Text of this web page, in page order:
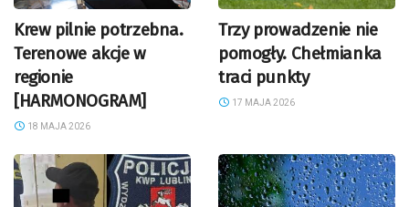
Krew pilnie potrzebna.
Terenowe akcje w
regionie
[HARMONOGRAM]
18 MAJA 2026
Trzy prowadzenie nie
pomogły. Chełmianka
traci punkty
17 MAJA 2026